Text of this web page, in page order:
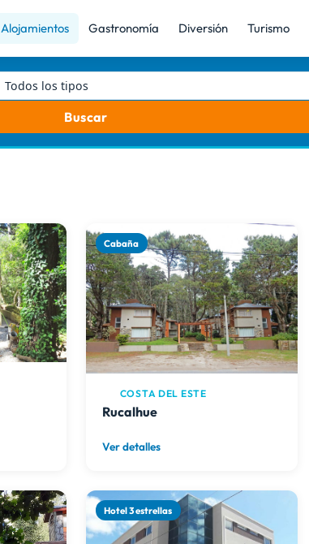
Alojamientos Gastronomía Diversión Turismo
Todos los tipos
Buscar
Cabaña
COSTA DEL ESTE
Rucalhue
Ver detalles
Hotel 3 estrellas